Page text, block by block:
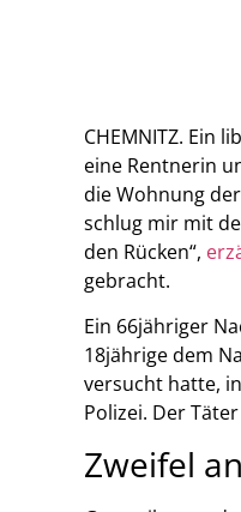
CHEMNITZ. Ein
eine Rentnerin
die Wohnung
schlug mir mit
den Rücken“,
gebracht.
Ein 66jähriger
18jährige dem
versucht hatte,
Polizei. Der
Zweifel